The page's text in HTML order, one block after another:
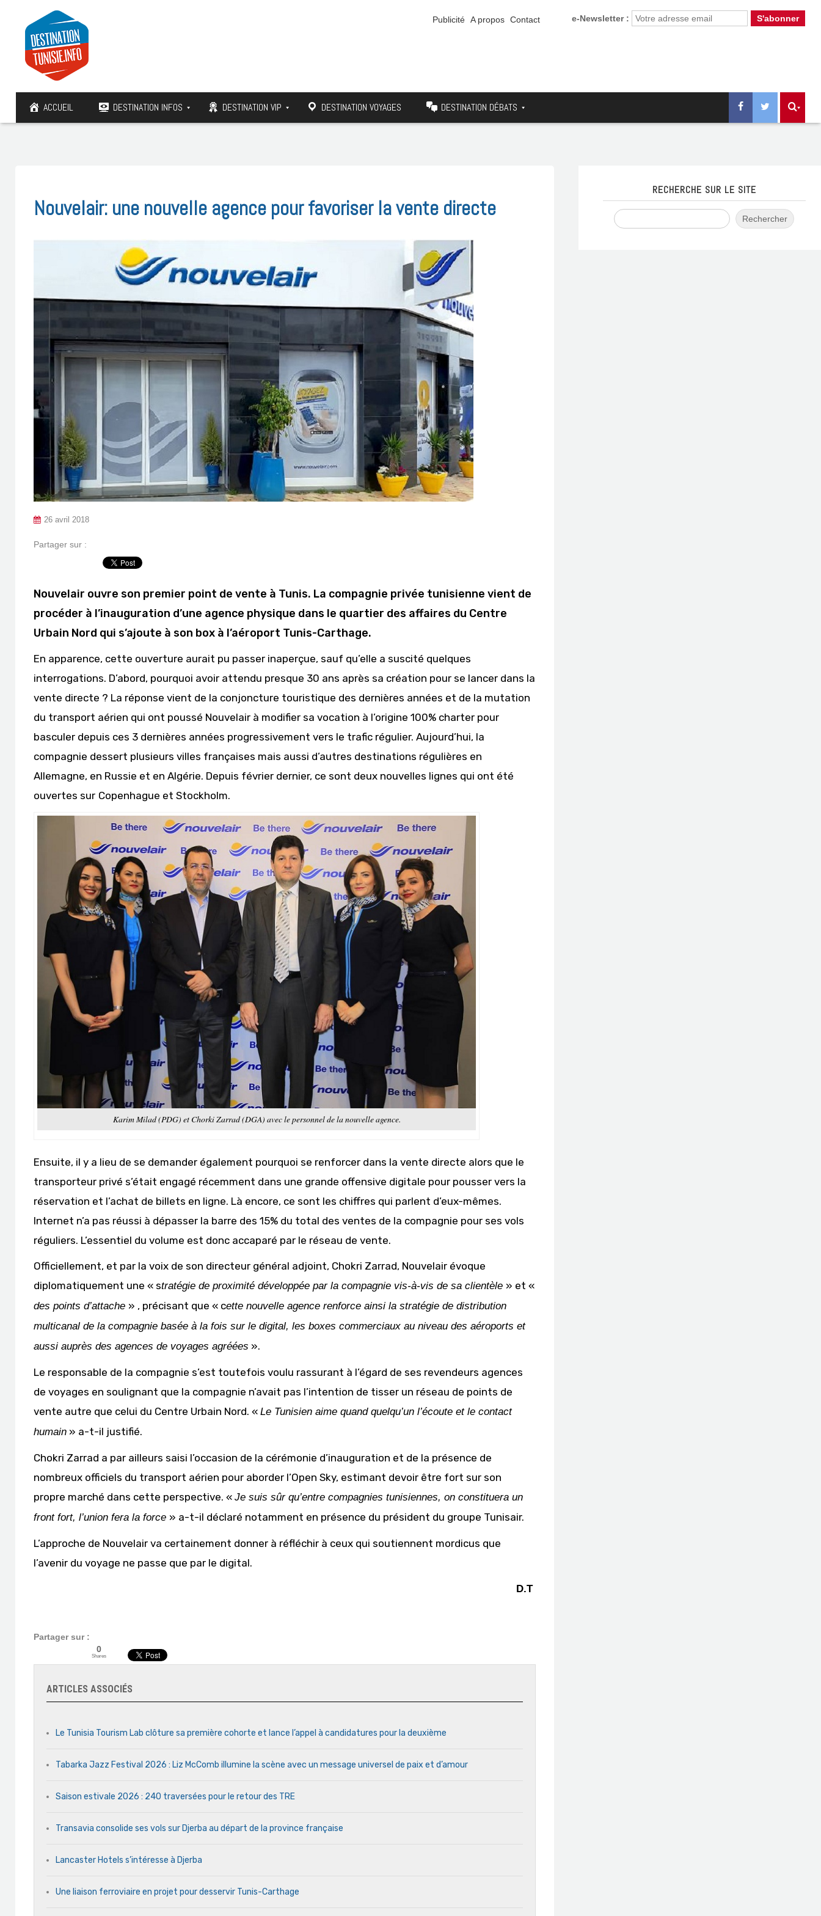
e-Newsletter :
Publicité A propos Contact
ACCUEIL DESTINATION INFOS DESTINATION VIP DESTINATION VOYAGES DESTINATION DÉBATS
Nouvelair: une nouvelle agence pour favoriser la vente directe
26 avril 2018
Partager sur :
Nouvelair ouvre son premier point de vente à Tunis. La compagnie privée tunisienne vient de
procéder à l’inauguration d’une agence physique dans le quartier des affaires du Centre
Urbain Nord qui s’ajoute à son box à l’aéroport Tunis-Carthage.
En apparence, cette ouverture aurait pu passer inaperçue, sauf qu’elle a suscité quelques
interrogations. D’abord, pourquoi avoir attendu presque 30 ans après sa création pour se lancer dans la
vente directe ? La réponse vient de la conjoncture touristique des dernières années et de la mutation
du transport aérien qui ont poussé Nouvelair à modifier sa vocation à l’origine 100% charter pour
basculer depuis ces 3 dernières années progressivement vers le trafic régulier. Aujourd’hui, la
compagnie dessert plusieurs villes françaises mais aussi d’autres destinations régulières en
Allemagne, en Russie et en Algérie. Depuis février dernier, ce sont deux nouvelles lignes qui ont été
ouvertes sur Copenhague et Stockholm.
Karim Milad (PDG) et Chorki Zarrad (DGA) avec le personnel de la nouvelle agence.
Ensuite, il y a lieu de se demander également pourquoi se renforcer dans la vente directe alors que le
transporteur privé s’était engagé récemment dans une grande offensive digitale pour pousser vers la
réservation et l’achat de billets en ligne. Là encore, ce sont les chiffres qui parlent d’eux-mêmes.
Internet n’a pas réussi à dépasser la barre des 15% du total des ventes de la compagnie pour ses vols
réguliers. L’essentiel du volume est donc accaparé par le réseau de vente.
Officiellement, et par la voix de son directeur général adjoint, Chokri Zarrad, Nouvelair évoque
diplomatiquement une « stratégie de proximité développée par la compagnie vis-à-vis de sa clientèle » et «
des points d’attache » , précisant que « cette nouvelle agence renforce ainsi la stratégie de distribution
multicanal de la compagnie basée à la fois sur le digital, les boxes commerciaux au niveau des aéroports et
aussi auprès des agences de voyages agréées ».
Le responsable de la compagnie s’est toutefois voulu rassurant à l’égard de ses revendeurs agences
de voyages en soulignant que la compagnie n’avait pas l’intention de tisser un réseau de points de
vente autre que celui du Centre Urbain Nord. « Le Tunisien aime quand quelqu’un l’écoute et le contact
humain » a-t-il justifié.
Chokri Zarrad a par ailleurs saisi l’occasion de la cérémonie d’inauguration et de la présence de
nombreux officiels du transport aérien pour aborder l’Open Sky, estimant devoir être fort sur son
propre marché dans cette perspective. « Je suis sûr qu’entre compagnies tunisiennes, on constituera un
front fort, l’union fera la force » a-t-il déclaré notamment en présence du président du groupe Tunisair.
L’approche de Nouvelair va certainement donner à réfléchir à ceux qui soutiennent mordicus que
l’avenir du voyage ne passe que par le digital.
D.T
Partager sur :
0
Shares
ARTICLES ASSOCIÉS
Le Tunisia Tourism Lab clôture sa première cohorte et lance l’appel à candidatures pour la deuxième
Tabarka Jazz Festival 2026 : Liz McComb illumine la scène avec un message universel de paix et d’amour
Saison estivale 2026 : 240 traversées pour le retour des TRE
Transavia consolide ses vols sur Djerba au départ de la province française
Lancaster Hotels s’intéresse à Djerba
Une liaison ferroviaire en projet pour desservir Tunis-Carthage
RECHERCHE SUR LE SITE